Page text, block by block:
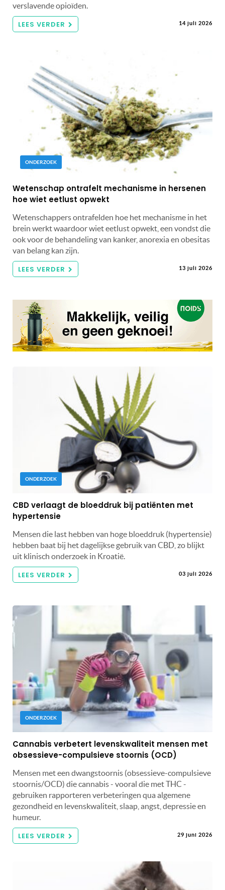
verslavende opioïden.
LEES VERDER 14 juli 2026
ONDERZOEK
Wetenschap ontrafelt mechanisme in hersenen
hoe wiet eetlust opwekt
Wetenschappers ontrafelden hoe het mechanisme in het
brein werkt waardoor wiet eetlust opwekt, een vondst die
ook voor de behandeling van kanker, anorexia en obesitas
van belang kan zijn.
LEES VERDER 13 juli 2026
ONDERZOEK
CBD verlaagt de bloeddruk bij patiënten met
hypertensie
Mensen die last hebben van hoge bloeddruk (hypertensie)
hebben baat bij het dagelijkse gebruik van CBD, zo blijkt
uit klinisch onderzoek in Kroatië.
LEES VERDER 03 juli 2026
ONDERZOEK
Cannabis verbetert levenskwaliteit mensen met
obsessieve-compulsieve stoornis (OCD)
Mensen met een dwangstoornis (obsessieve-compulsieve
stoornis/OCD) die cannabis - vooral die met THC -
gebruiken rapporteren verbeteringen qua algemene
gezondheid en levenskwaliteit, slaap, angst, depressie en
humeur.
LEES VERDER 29 juni 2026